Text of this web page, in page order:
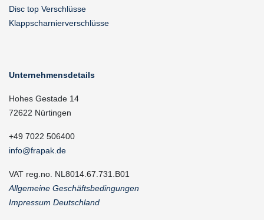
Disc top Verschlüsse
Klappscharnierverschlüsse
Unternehmensdetails
Hohes Gestade 14
72622 Nürtingen
+49 7022 506400
info@frapak.de
VAT reg.no. NL8014.67.731.B01
Allgemeine Geschäftsbedingungen
Impressum Deutschland